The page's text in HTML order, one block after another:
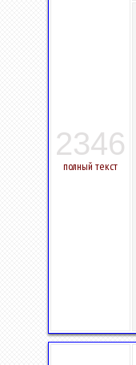
2346
полный текст